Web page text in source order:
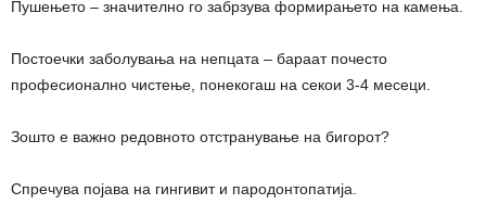
Пушењето – значително го забрзува формирањето на камења.
Постоечки заболувања на непцата – бараат почесто
професионално чистење, понекогаш на секои 3-4 месеци.
Зошто е важно редовното отстранување на бигорот?
Спречува појава на гингивит и пародонтопатија.